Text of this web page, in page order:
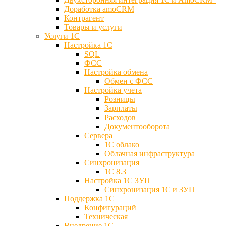
Доработка amoCRM
Контрагент
Товары и услуги
Услуги 1С
Настройка 1С
SQL
ФСС
Настройка обмена
Обмен с ФСС
Настройка учета
Розницы
Зарплаты
Расходов
Документооборота
Сервера
1С облако
Облачная инфраструктура
Синхронизация
1С 8.3
Настройка 1С ЗУП
Синхронизация 1С и ЗУП
Поддержка 1С
Конфигураций
Техническая